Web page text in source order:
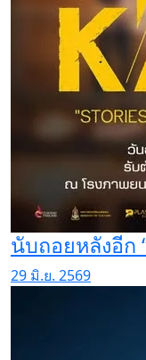
นับถอยหลังอีก
29 มิ.ย. 2569